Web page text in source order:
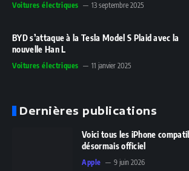
Voitures électriques 13 septembre 2025
BYD s’attaque à la Tesla Model S Plaid avec la
nouvelle Han L
Voitures électriques 11 janvier 2025
Dernières publications
Voici tous les iPhone
désormais officiel
Apple 9 juin 2026